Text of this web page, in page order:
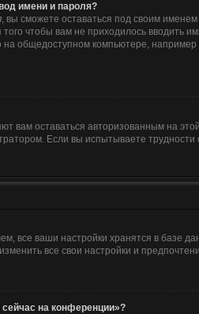
имени и пароля?
, вы сможете оставаться под своим
чтобы вам не приходилось вводить
общедоступном компьютере, например
вам оставаться авторизованным на
Если вы испытываете
все ваши настройки хранятся в
все свои настройки и
сейчас на конференции»?